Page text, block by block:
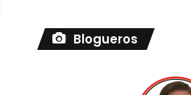
Blogueros